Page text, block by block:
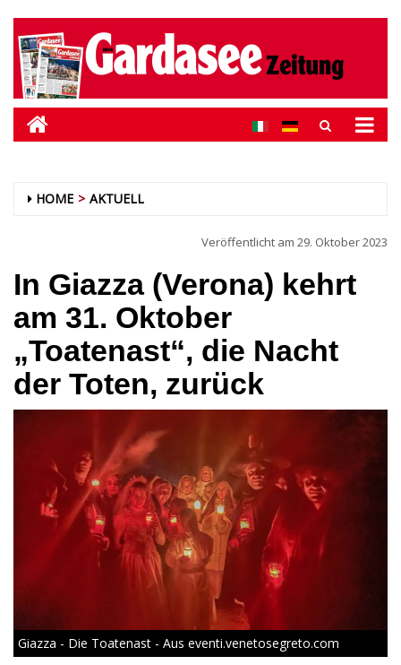
HOME AKTUELL
Veröffentlicht am 29. Oktober 2023
In Giazza (Verona) kehrt
am 31. Oktober
„Toatenast“, die Nacht
der Toten, zurück
Giazza - Die Toatenast - Aus eventi.venetosegreto.com